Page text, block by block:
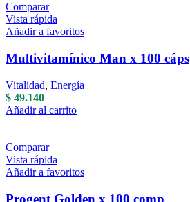
Comparar
Vista rápida
Añadir a favoritos
Multivitamínico Man x 100 cáps
Vitalidad, Energía
$ 49.140
Añadir al carrito
Comparar
Vista rápida
Añadir a favoritos
Progent Golden x 100 comp